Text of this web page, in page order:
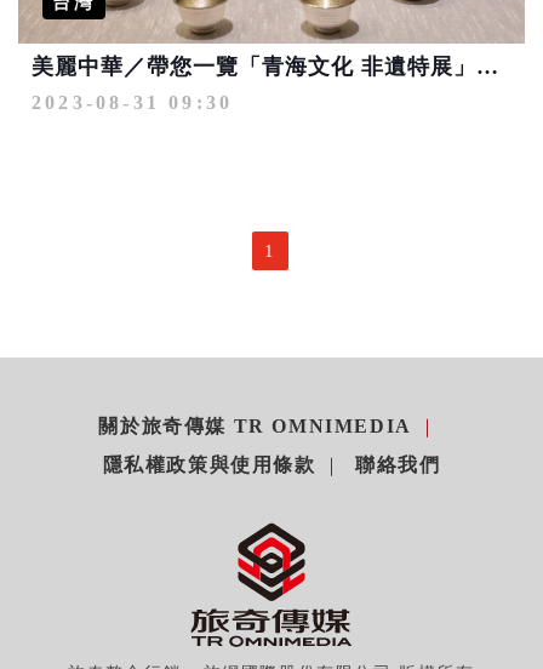
美麗中華／帶您一覽「青海文化 非遺特展」魅力！高雄佛光山隆重展出
2023-08-31 09:30
1
關於旅奇傳媒 TR OMNIMEDIA
隱私權政策與使用條款
聯絡我們